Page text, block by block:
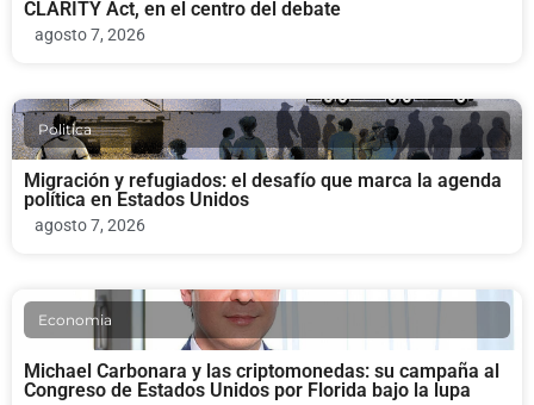
CLARITY Act, en el centro del debate
agosto 7, 2026
Politica
Migración y refugiados: el desafío que marca la agenda
política en Estados Unidos
agosto 7, 2026
Economia
Michael Carbonara y las criptomonedas: su campaña al
Congreso de Estados Unidos por Florida bajo la lupa